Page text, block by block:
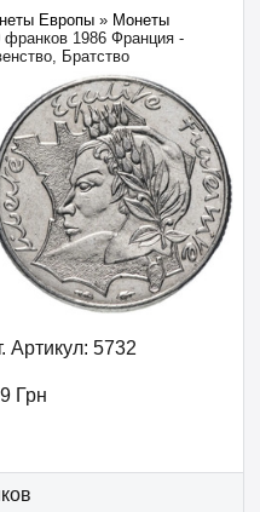
Европы » Монеты
франков 1986 Франция -
Братство
Артикул: 5732
Грн